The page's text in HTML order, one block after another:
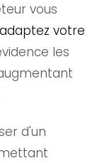
vous
adaptez votre
les
d'un